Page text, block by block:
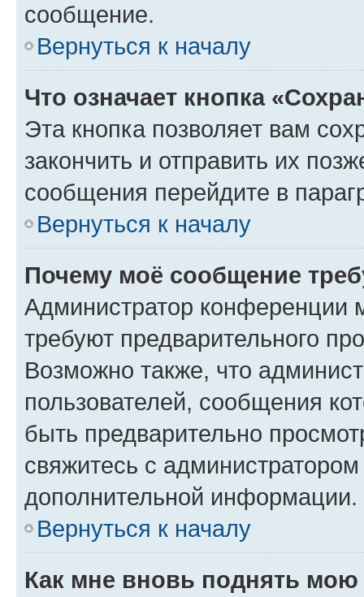
сообщение.
Вернуться к началу
Что означает кнопка
Эта кнопка позволяет вам
закончить и отправить их
сообщения перейдите в
Вернуться к началу
Почему моё сообщение
Администратор конференции
требуют предварительного
Возможно также, что
пользователей, сообщения
быть предварительно
свяжитесь с
дополнительной информации.
Вернуться к началу
Как мне вновь поднять мою